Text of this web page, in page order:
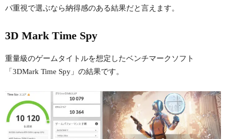
パ重視で選ぶなら納得感のある結果だと言えます。
3D Mark Time Spy
重量級のゲームタイトルを想定したベンチマークソフト
「3DMark Time Spy」の結果です。